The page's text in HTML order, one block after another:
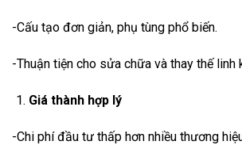
-Cấu tạo đơn giản, phụ tùng phổ biến.
-Thuận tiện cho sửa chữa và thay thế linh
Giá thành hợp lý
-Chi phí đầu tư thấp hơn nhiều thương